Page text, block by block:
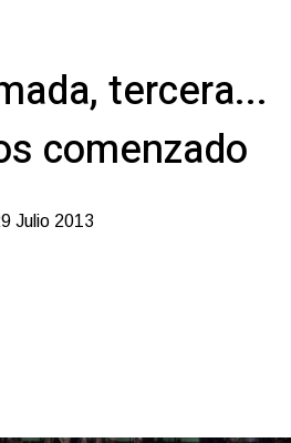
tercera...
comenzado
Julio 2013